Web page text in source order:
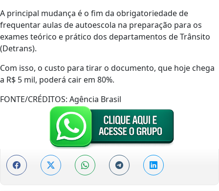
A principal mudança é o fim da obrigatoriedade de
frequentar aulas de autoescola na preparação para os
exames teórico e prático dos departamentos de Trânsito
(Detrans).
Com isso, o custo para tirar o documento, que hoje chega
a R$ 5 mil, poderá cair em 80%.
FONTE/CRÉDITOS: Agência Brasil